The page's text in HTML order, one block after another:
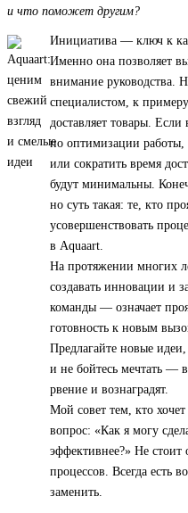
и что поможет другим?
Инициатива — ключ к
Именно она позволяет
внимание руководства.
специалистом, к
доставляет товары. Если
по оптимизации
или сократить время
будут минимальны.
но суть такая: те, кто
усовершенствовать
в Aquaart.
На протяжении многих
создавать инновации и
команды — означает
готовность к новым
Предлагайте новые
и не бойтесь мечтать —
рвение и вознаградят.
Мой совет тем, кто хочет
вопрос: «Как я могу
эффективнее?» Не
процессов. Всегда есть
заменить.